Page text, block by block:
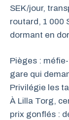
SEK/jour,
routard, 1 000
dormant en
Pièges :
gare qui
Privilégie les
À Lilla Torg,
prix gonflés :